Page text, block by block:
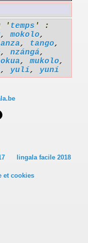
' temps ' :
,mokolo,
, tango,
, nzángá,
,mukolo,
, yulí, yuní
lingala facile 2018
et cookies